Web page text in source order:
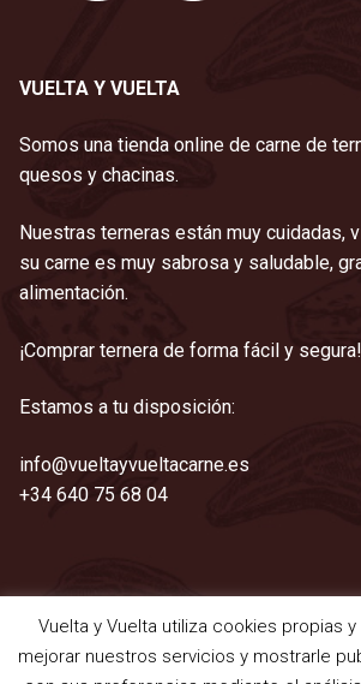
VUELTA Y VUELTA
Somos una tienda online de carne de
quesos y chacinas.
Nuestras terneras están muy cuidadas,
su carne es muy sabrosa y saludable,
alimentación.
¡Comprar ternera de forma fácil y segura!
Estamos a tu disposición:
info@vueltayvueltacarne.es
+34 640 75 68 04
©2021 Vuelta y
Aviso legal|Cookies|Privacidad|
Vuelta y Vuelta utiliza cookies propias
mejorar nuestros servicios y mostrarle